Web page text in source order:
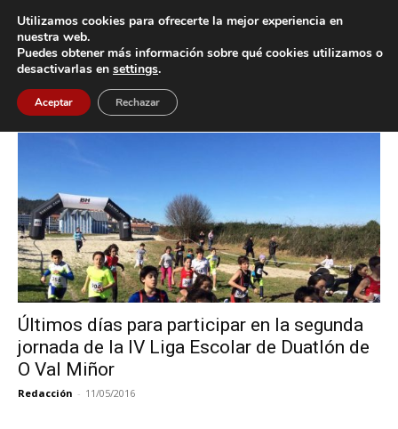
Inicio Etiquetas Liga Escolar de Duatlón
Etiqueta: Liga Escolar de Duatlón
Últimos días para participar en la segunda
jornada de la IV Liga Escolar de Duatlón de
O Val Miñor
Redacción - 11/05/2016
Utilizamos cookies para ofrecerte la mejor experiencia en
nuestra web.
Puedes obtener más información sobre qué cookies utilizamos o
desactivarlas en settings.
Aceptar Rechazar